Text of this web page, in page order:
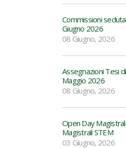
Commissioni
Giugno 2026
08 Giugno, 2026
Assegnazioni Tesi
Maggio 2026
08 Giugno, 2026
Open Day
Magistrali STEM
03 Giugno, 2026